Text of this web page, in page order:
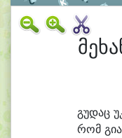
გუდაც
რომ გი